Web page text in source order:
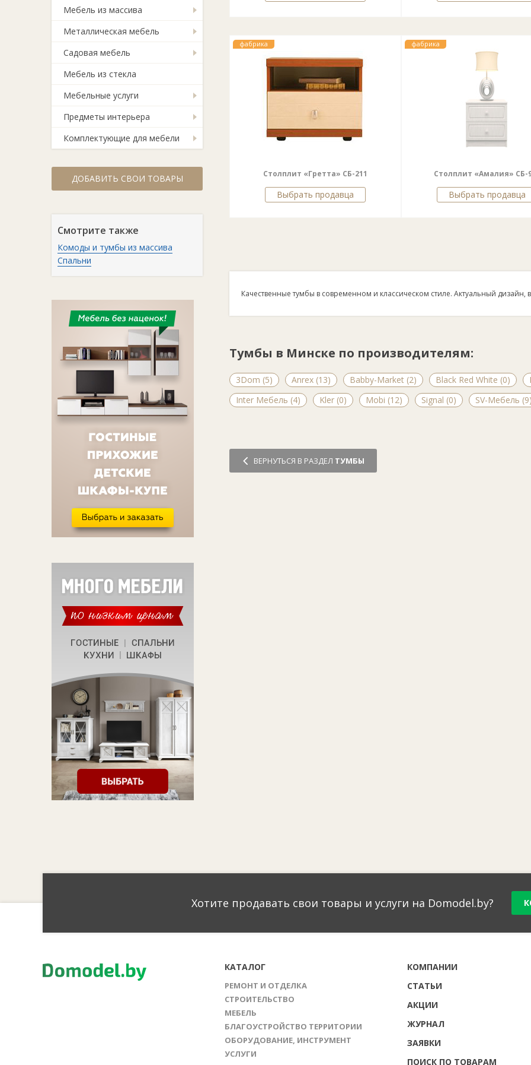
Мебель из массива
Металлическая мебель
Садовая мебель
Мебель из стекла
Мебельные услуги
Предметы интерьера
Комплектующие для мебели
ДОБАВИТЬ СВОИ ТОВАРЫ
Смотрите также
Комоды и тумбы из массива
Спальни
фабрика
Столплит «Гретта» СБ-211
Выбрать продавца
фабрика
Столплит «Амалия» СБ-
Выбрать продавца
Качественные тумбы в современном и классическом стиле. Актуальный дизайн,
Тумбы в Минске по производителям:
3Dom (5) Anrex (13) Babby-Market (2) Black Red White (0)
Inter Мебель (4)
Kler (0) Mobi (12) Signal (0) SV-Мебель
ВЕРНУТЬСЯ В РАЗДЕЛ ТУМБЫ
Хотите продавать свои товары и услуги на Domodel.by?
КАТАЛОГ
РЕМОНТ И ОТДЕЛКА
СТРОИТЕЛЬСТВО
МЕБЕЛЬ
БЛАГОУСТРОЙСТВО ТЕРРИТОРИИ
ОБОРУДОВАНИЕ, ИНСТРУМЕНТ
УСЛУГИ
КОМПАНИИ
СТАТЬИ
АКЦИИ
ЖУРНАЛ
ЗАЯВКИ
ПОИСК ПО ТОВАРАМ